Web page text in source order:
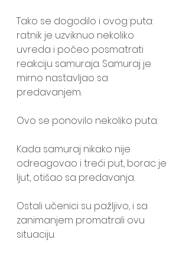
Tako se dogodilo i ovog puta:
ratnik je uzviknuo nekoliko
uvreda i počeo posmatrati
reakciju samuraja. Samuraj je
mirno nastavljao sa
predavanjem.
Ovo se ponovilo nekoliko puta.
Kada samuraj nikako nije
odreagovao i treći put, borac je
ljut, otišao sa predavanja.
Ostali učenici su pažljivo, i sa
zanimanjem promatrali ovu
situaciju.